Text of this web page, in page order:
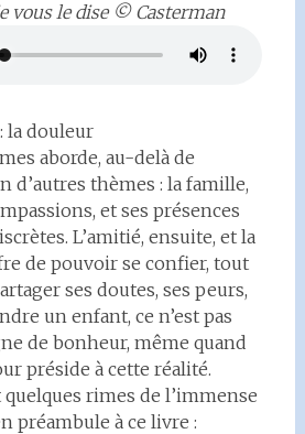
vous le dise © Casterman
la douleur
aborde, au-delà de
d’autres thèmes : la famille,
et ses présences
L’amitié, ensuite, et la
de pouvoir se confier, tout
ses doutes, ses peurs,
un enfant, ce n’est pas
de bonheur, même quand
préside à cette réalité.
rimes de l’immense
préambule à ce livre :